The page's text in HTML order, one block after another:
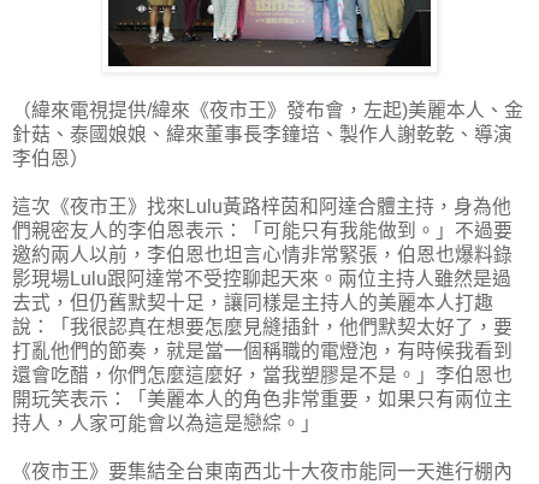
（緯來電視提供/緯來《夜市王》發布會，左起)美麗本人、金
針菇、泰國娘娘、緯來董事長李鐘培、製作人謝乾乾、導演
李伯恩）
這次《夜市王》找來Lulu黃路梓茵和阿達合體主持，身為他
們親密友人的李伯恩表示：「可能只有我能做到。」不過要
邀約兩人以前，李伯恩也坦言心情非常緊張，伯恩也爆料錄
影現場Lulu跟阿達常不受控聊起天來。兩位主持人雖然是過
去式，但仍舊默契十足，讓同樣是主持人的美麗本人打趣
說：「我很認真在想要怎麼見縫插針，他們默契太好了，要
打亂他們的節奏，就是當一個稱職的電燈泡，有時候我看到
還會吃醋，你們怎麼這麼好，當我塑膠是不是。」李伯恩也
開玩笑表示：「美麗本人的角色非常重要，如果只有兩位主
持人，人家可能會以為這是戀綜。」
《夜市王》要集結全台東南西北十大夜市能同一天進行棚內